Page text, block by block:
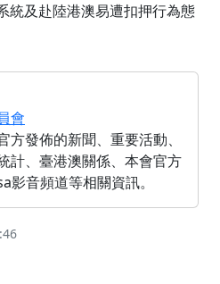
統及赴陸港澳易遭扣押行為態
會
方發佈的新聞、重要活動、
計、臺港澳關係、本會官方
影音頻道等相關資訊。